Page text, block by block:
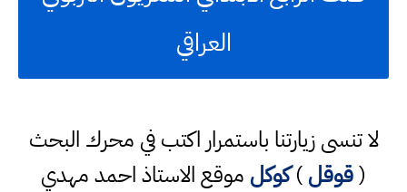
العراقي
لا تنسى زيارتنا باستمرار اكتب في محرك البحث
(قوقل)كوكل موقع الاستاذ احمد مهدي